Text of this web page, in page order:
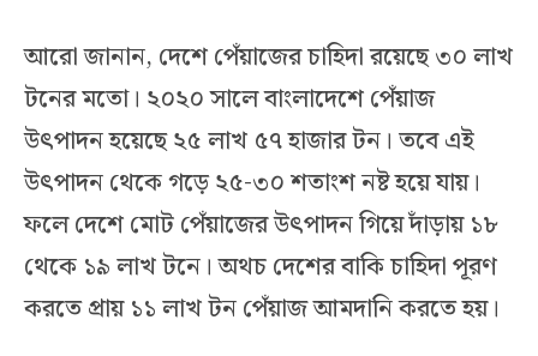
আরো জানান, দেশে পেঁয়াজের চাহিদা রয়েছে ৩০ লাখ
টনের মতো। ২০২০ সালে বাংলাদেশে পেঁয়াজ
উৎপাদন হয়েছে ২৫ লাখ ৫৭ হাজার টন। তবে এই
উৎপাদন থেকে গড়ে ২৫-৩০ শতাংশ নষ্ট হয়ে যায়।
ফলে দেশে মোট পেঁয়াজের উৎপাদন গিয়ে দাঁড়ায় ১৮
থেকে ১৯ লাখ টনে। অথচ দেশের বাকি চাহিদা পূরণ
করতে প্রায় ১১ লাখ টন পেঁয়াজ আমদানি করতে হয়।